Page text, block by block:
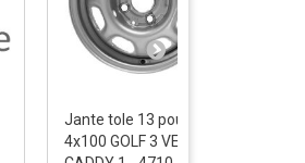
Jante tole 13 pouces
4x100 GOLF 3 VENTO